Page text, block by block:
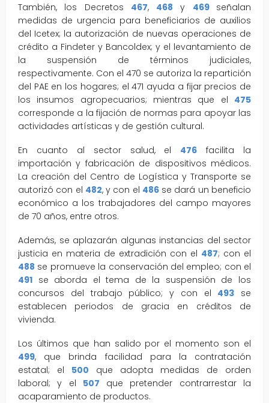
También, los Decretos 467, 468 y 469
señalan
medidas de urgencia para beneficiarios de auxilios
del Icetex; la autorización de nuevas operaciones de
crédito a Findeter y Bancoldex; y el levantamiento de
la suspensión de términos judiciales,
respectivamente. Con el 470 se autoriza la repartición
del PAE en los hogares; el 471 ayuda a fijar precios de
los insumos agropecuarios; mientras que el 475
corresponde a la fijación de normas para apoyar las
actividades artísticas y de gestión cultural.
En cuanto al sector salud, el 476
facilita la
importación y fabricación de dispositivos médicos.
La creación del Centro de Logística y Transporte se
autorizó con el 482, y con el 486 se dará un beneficio
económico a los trabajadores del campo mayores
de 70 años, entre otros.
Además, se aplazarán algunas instancias del sector
justicia en materia de extradición con el 487; con el
488 se promueve la conservación del empleo; con el
491 se aborda el tema de la suspensión de los
concursos del trabajo público; y con el 493 se
establecen periodos de gracia en créditos de
vivienda.
Los últimos que han salido por el momento son el
499, que brinda facilidad para la contratación
estatal; el 500
que adopta medidas de orden
laboral; y el 507
que pretender contrarrestar la
acaparamiento de productos.